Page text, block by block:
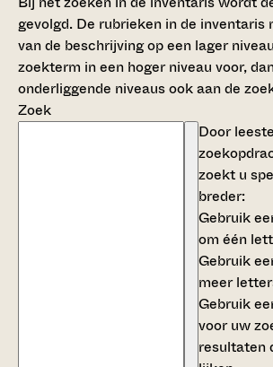
gevolgd. De rubrieken in de inventaris
van de beschrijving op een lager
zoekterm in een hoger niveau voor,
onderliggende niveaus ook aan de
Zoek
Door
zoekt u
breder:
Gebruik
om één
Gebruik
meer
Gebruik
voor uw
resultaten